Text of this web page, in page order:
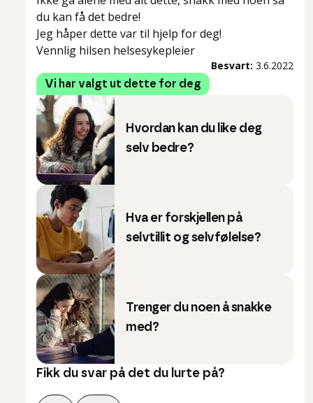
du kan få det bedre!
Jeg håper dette var til hjelp for deg!
Vennlig hilsen helsesykepleier
Besvart: 3.6.2022
Vi har valgt ut dette for deg
Hvordan kan du like deg
selv bedre?
Hva er forskjellen på
selvtillit og selvfølelse?
Trenger du noen å snakke
med?
Fikk du svar på det du lurte på?